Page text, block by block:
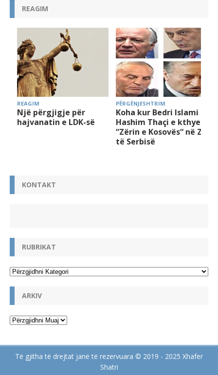
REAGIM
PËRGËNJESHTRIM
Koha kur Bedri Islami e
Hashim Thaçi e kthyen
“Zërin e Kosovës“ në Zë
PËRGËNJESHTRIM
Përpjekja e
Prontomafisë për ta
fëlliqur krejt botën
KONTAKT
RUBRIKAT
ARKIV
Të gjitha të drejtat janë të rezervuara © 2019 - 2025 Xhafer
Shatri